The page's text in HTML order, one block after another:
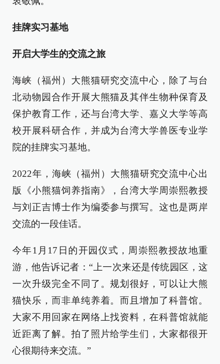
挂牌实习基地
开启大学生的交流之旅
海峡（福州）大熊猫研究交流中心，除了与台
北动物园合作开展大熊猫及其伴生物种保育及
保护教育工作，还与台湾大学、嘉义大学等高
校开展科研合作，并成为台湾大学兽医专业学
院的挂牌实习基地。
2022年，海峡（福州）大熊猫研究交流中心出
版《小熊猫饲养指南》，台湾大学周崇熙教授
与刘正吉博士作为编委参与撰写。这也是两岸
交流的一段佳话。
今年1月17日的开园仪式，周崇熙教授故地重
游，他告诉记者：“上一次来还是传统园区，这
一次升级完全不同了。规划很好，可以让大熊
猫快乐，而非单纯养着。而且增加了科普馆。
大家不用回家在网络上找资料，在科普馆就能
近距离了解。拍了照片给学生们，大家都很开
心很期待来交流。”